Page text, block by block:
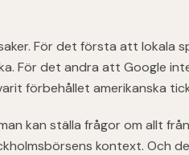
För det första att lokala
För det andra att Google
förbehållet amerikanska
kan ställa frågor om allt
kontext. Och